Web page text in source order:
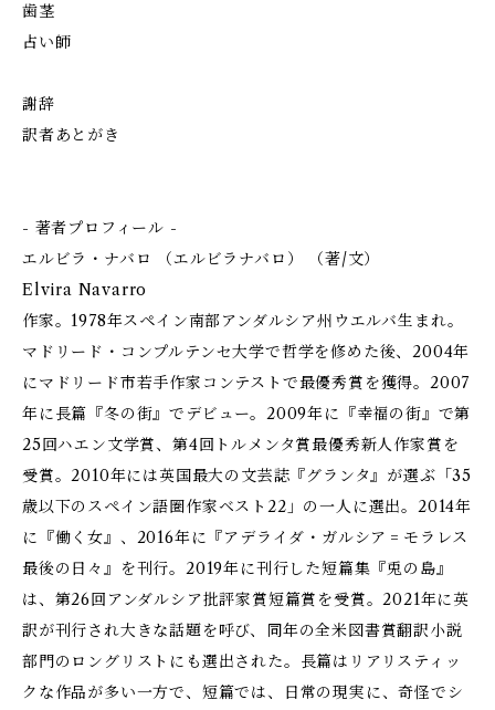
歯茎
占い師
謝辞
訳者あとがき
- 著者プロフィール -
エルビラ・ナバロ （エルビラナバロ） （著/文）
Elvira Navarro
作家。1978年スペイン南部アンダルシア州ウエルバ生まれ。
マドリード・コンプルテンセ大学で哲学を修めた後、2004年
にマドリード市若手作家コンテストで最優秀賞を獲得。2007
年に長篇『冬の街』でデビュー。2009年に『幸福の街』で第
25回ハエン文学賞、第4回トルメンタ賞最優秀新人作家賞を
受賞。2010年には英国最大の文芸誌『グランタ』が選ぶ「35
歳以下のスペイン語圏作家ベスト22」の一人に選出。2014年
に『働く女』、2016年に『アデライダ・ガルシア゠モラレス
最後の日々』を刊行。2019年に刊行した短篇集『兎の島』
は、第26回アンダルシア批評家賞短篇賞を受賞。2021年に英
訳が刊行され大きな話題を呼び、同年の全米図書賞翻訳小説
部門のロングリストにも選出された。長篇はリアリスティッ
クな作品が多い一方で、短篇では、日常の現実に、奇怪でシ